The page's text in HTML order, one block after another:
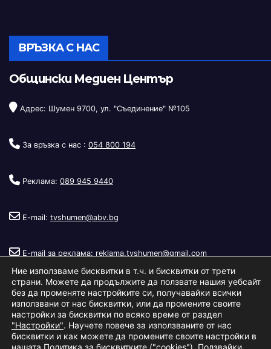
ВРЪЗКА С НАС
Общински Медиен Център
Адрес: Шумен 9700, ул. "Съединение" №105
За връзка с нас : 054 800 194
Реклама: 089 945 9440
E-mail: tvshumen@abv.bg
E-mail за реклама: reklama.tvshumen@gmail.com
Copyright © 2026Телевизия Шумен.|Изработка: S.I.T Solutions
Ние използваме бисквитки в т.ч. и бисквитки от трети
страни. Можете да продължите да ползвате нашия уебсайт
без да променяте настройките си, получавайки всички
използвани от нас бисквитки, или да промените своите
настройки за бисквитки по всяко време от раздел
"Настройки". Научете повече за използваните от нас
бисквитки и как можете да промените своите настройки в
нашата Политика за бисквитките ("cookies") . Ползвайки